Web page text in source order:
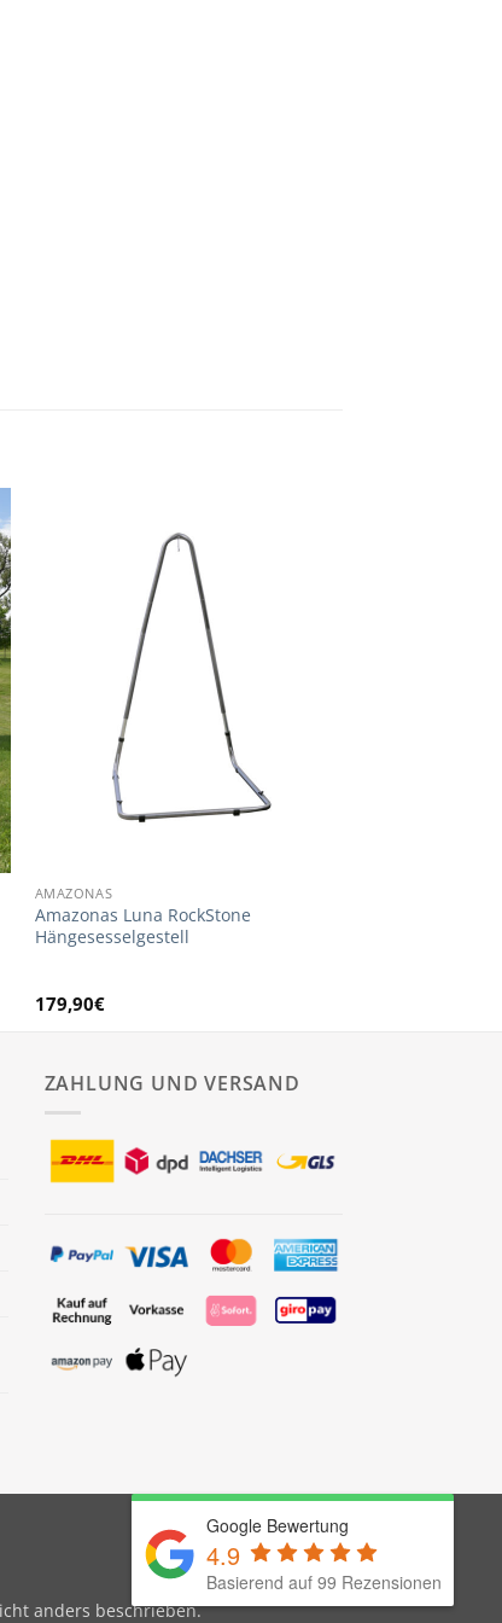
AMAZONAS
Amazonas Luna RockStone
Hängesesselgestell
179,90€
ZAHLUNG UND VERSAND
anders beschrieben.
Google Bewertung
4.9
Basierend auf 99 Rezensionen